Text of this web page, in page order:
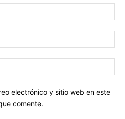
electrónico y sitio web en este
comente.